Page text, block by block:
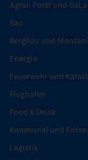
Agrar, Forst und
Bau
Bergbau und
Energie
Feuerwehr und
Flughafen
Food & Drink
Kommunal und
Logistik